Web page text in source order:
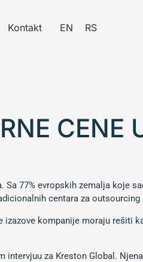
Kontakt EN RS
CENE
77% evropskih zemalja koje
centara za outsourcing
kompanije moraju rešiti
za Kreston Global.